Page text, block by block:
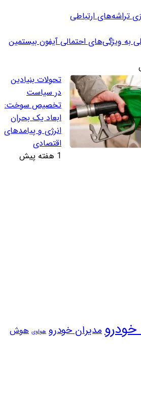
تراشه‌های ارتباطی
به ویژگی‌های احتمالی آیفون بیستمین
تحولات بنیادین
در سیاست
تخصیص سوخت:
ابعاد یک بحران
انرژی و پیامدهای
اقتصادی
1 هفته پیش
مدیران خودرو هواوی هوش